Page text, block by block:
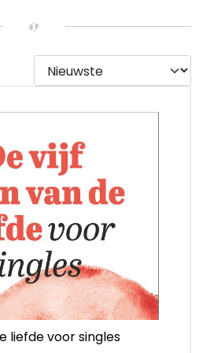
liefde voor singles